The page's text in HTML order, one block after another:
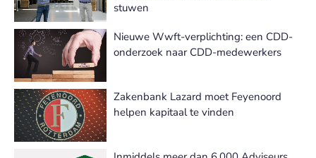
stuwen
Nieuwe Wwft-verplichting: een CDD-
onderzoek naar CDD-medewerkers
Zakenbank Lazard moet Feyenoord
helpen kapitaal te vinden